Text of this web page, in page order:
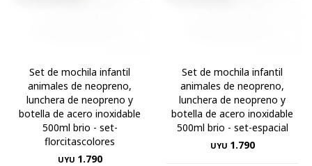
Set de mochila infantil
animales de neopreno,
lunchera de neopreno y
botella de acero inoxidable
500ml brio - set-
florcitascolores
UYU 1.790
Set de mochila infantil
animales de neopreno,
lunchera de neopreno y
botella de acero inoxidable
500ml brio - set-espacial
UYU 1.790